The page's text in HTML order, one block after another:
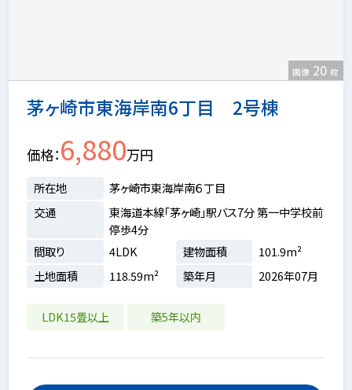
茅ヶ崎市東海岸南6丁目 2号棟
画像 20 枚
価格 6,880万円
所在地
茅ヶ崎市東海岸南６丁目
交通
東海道本線「茅ヶ崎」駅バス7分 第一中学校前
停歩4分
間取り
4LDK 建物面積
101.9m²
土地面積
118.59m² 築年月 2026年07月
LDK15畳以上 築5年以内